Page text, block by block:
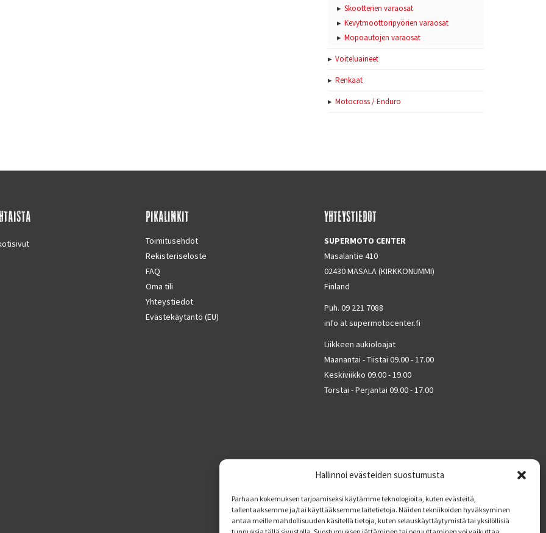
Hallinnoi evästeiden suostumusta
Parhaan kokemuksen tarjoamiseksi käytämme teknologioita, kuten evästeitä,
tallentaaksemme ja/tai käyttääksemme laitetietoja. Näiden tekniikoiden hyväksyminen
antaa meille mahdollisuuden käsitellä tietoja, kuten selauskäyttäytymistä tai yksilöllisiä
Skootterien varaosat
Kevytmoottoripyörien varaosat
Mopoautojen varaosat
Voiteluaineet
Renkaat
Motocross / Enduro
PIKALINKIT
Toimitusehdot
Rekisteriseloste
FAQ
Oma tili
Yhteystiedot
Evästekäytäntö (EU)
YHTEYSTIEDOT
SUPERMOTO CENTER
Masalantie 410
02430 MASALA (KIRKKONUMMI)
Finland
Puh. 09 221 7088
info at supermotocenter.fi
Liikkeen aukioloajat
Maanantai - Tiistai 09.00 - 17.00
Keskiviikko 09.00 - 19.00
Torstai - Perjantai 09.00 - 17.00